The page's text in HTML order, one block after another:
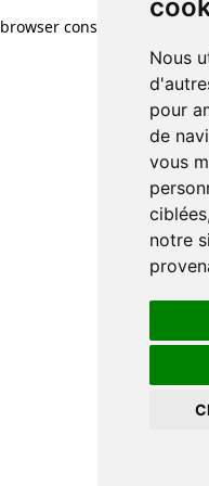
Nous
pour
de
vous
notre
browser console for more